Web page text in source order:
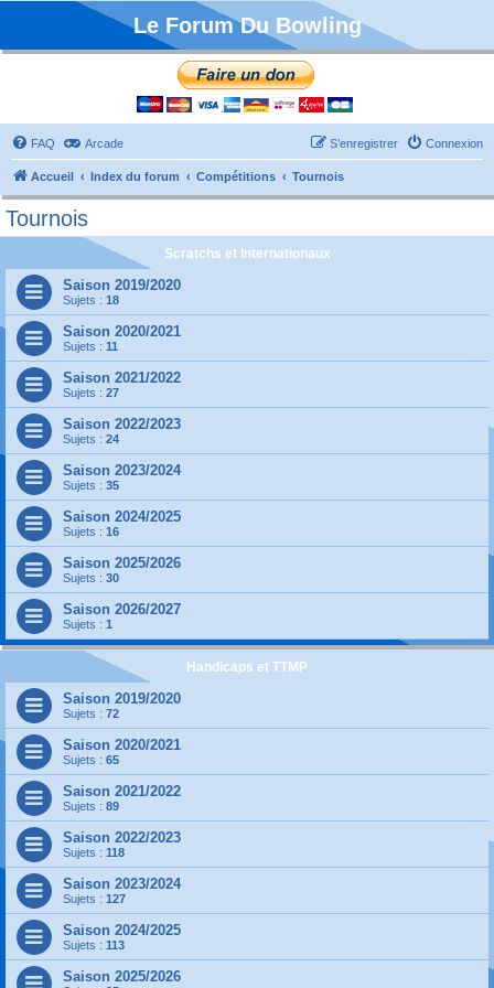
Le Forum Du Bowling
FAQ Arcade Connexion
S’enregistrer
Accueil Index du forum Compétitions Tournois
Tournois
Scratchs et Internationaux
Saison 2019/2020
Sujets : 18
Saison 2020/2021
Sujets : 11
Saison 2021/2022
Sujets : 27
Saison 2022/2023
Sujets : 24
Saison 2023/2024
Sujets : 35
Saison 2024/2025
Sujets : 16
Saison 2025/2026
Sujets : 30
Saison 2026/2027
Sujets : 1
Handicaps et TTMP
Saison 2019/2020
Sujets : 72
Saison 2020/2021
Sujets : 65
Saison 2021/2022
Sujets : 89
Saison 2022/2023
Sujets : 118
Saison 2023/2024
Sujets : 127
Saison 2024/2025
Sujets : 113
Saison 2025/2026